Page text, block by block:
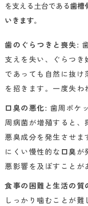
を支える土台である歯槽
いきます。
歯のぐらつきと喪失:
支えを失い、ぐらつき
であっても自然に抜
を招きます。一度失わ
口臭の悪化: 歯周ポケ
周病菌が増殖すると、
悪臭成分を発生させま
にくい慢性的な 口臭が
悪影響を及ぼすことが
食事の困難と生活の質
しっかり噛むことが